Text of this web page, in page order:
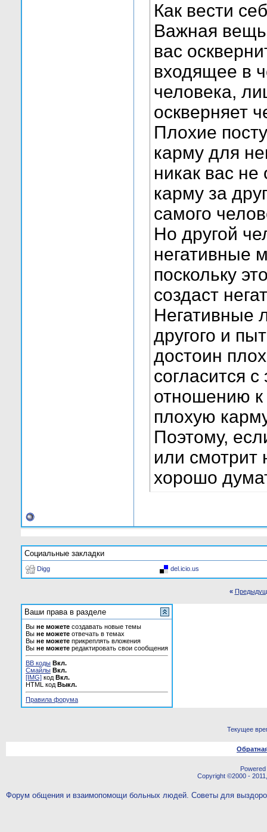
Как вести
Важная вещь
вас
входящее в
человека,
оскверняет
Плохие
карму для
никак вас не
карму за
самого
Но другой
негативные
поскольку
создаст
Негативные
другого и
достоин
согласится
отношению к
плохую
Поэтому,
или смотрит
хорошо
Социальные закладки
Digg del.icio.us
«
Ваши права в разделе
Вы не можете создавать новые темы
Вы не можете отвечать в темах
Вы не можете прикреплять вложения
Вы не можете редактировать свои сообщения
BB коды Вкл.
Смайлы Вкл.
[IMG] код Вкл.
HTML код Выкл.
Правила форума
Текущее
Copyright ©2000 -
Форум общения и взаимопомощи больных людей. Советы для